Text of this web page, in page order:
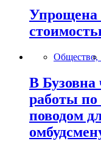
Упрощена
Общество,
В
работы по
поводом